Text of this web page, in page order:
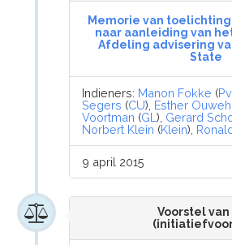
Memorie van
naar aanleiding van
Afdeling advisering
State
Indieners: Manon Fokke (
Segers (CU), Esther
Voortman (GL), Gerard
Norbert Klein (Klein),
9 april 2015
Voorstel